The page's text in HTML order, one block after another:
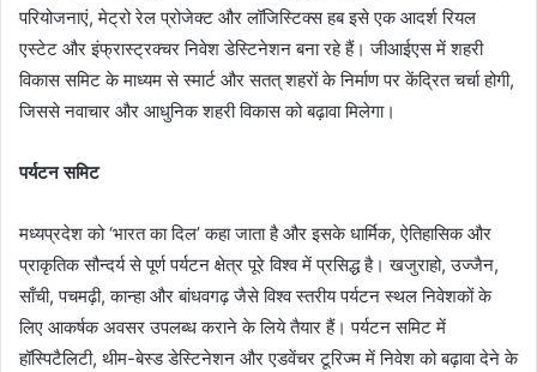
परियोजनाएं, मेट्रो रेल प्रोजेक्ट और लॉजिस्टिक्स हब इसे एक आदर्श रियल
एस्टेट और इंफ्रास्ट्रक्चर निवेश डेस्टिनेशन बना रहे हैं। जीआईएस में शहरी
विकास समिट के माध्यम से स्मार्ट और सतत् शहरों के निर्माण पर केंद्रित चर्चा होगी,
जिससे नवाचार और आधुनिक शहरी विकास को बढ़ावा मिलेगा।
पर्यटन समिट
मध्यप्रदेश को ‘भारत का दिल’ कहा जाता है और इसके धार्मिक, ऐतिहासिक और
प्राकृतिक सौन्दर्य से पूर्ण पर्यटन क्षेत्र पूरे विश्व में प्रसिद्ध है। खजुराहो, उज्जैन,
साँची, पचमढ़ी, कान्हा और बांधवगढ़ जैसे विश्व स्तरीय पर्यटन स्थल निवेशकों के
लिए आकर्षक अवसर उपलब्ध कराने के लिये तैयार हैं। पर्यटन समिट में
हॉस्पिटैलिटी, थीम-बेस्ड डेस्टिनेशन और एडवेंचर टूरिज्म में निवेश को बढ़ावा देने के